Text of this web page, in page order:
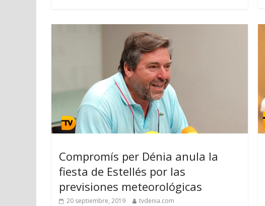
Compromís per Dénia anula la
fiesta de Estellés por las
previsiones meteorológicas
20 septiembre, 2019 tvdenia.com